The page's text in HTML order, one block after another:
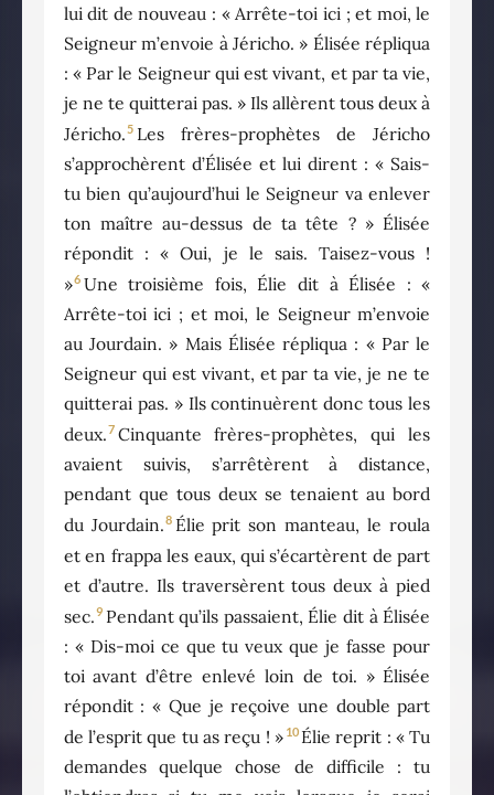
lui dit de nouveau : « Arrête-toi ici ; et moi, le
Seigneur m’envoie à Jéricho. » Élisée répliqua
: « Par le Seigneur qui est vivant, et par ta vie,
je ne te quitterai pas. » Ils allèrent tous deux à
Jéricho.5 Les frères-prophètes de Jéricho
s’approchèrent d’Élisée et lui dirent : « Sais-
tu bien qu’aujourd’hui le Seigneur va enlever
ton maître au-dessus de ta tête ? » Élisée
répondit : « Oui, je le sais. Taisez-vous !
»6 Une troisième fois, Élie dit à Élisée : «
Arrête-toi ici ; et moi, le Seigneur m’envoie
au Jourdain. » Mais Élisée répliqua : « Par le
Seigneur qui est vivant, et par ta vie, je ne te
quitterai pas. » Ils continuèrent donc tous les
deux.7 Cinquante frères-prophètes, qui les
avaient suivis, s’arrêtèrent à distance,
pendant que tous deux se tenaient au bord
du Jourdain.8 Élie prit son manteau, le roula
et en frappa les eaux, qui s’écartèrent de part
et d’autre. Ils traversèrent tous deux à pied
sec.9 Pendant qu’ils passaient, Élie dit à Élisée
: « Dis-moi ce que tu veux que je fasse pour
toi avant d’être enlevé loin de toi. » Élisée
répondit : « Que je reçoive une double part
de l’esprit que tu as reçu ! » 10 Élie reprit : « Tu
demandes quelque chose de difficile : tu